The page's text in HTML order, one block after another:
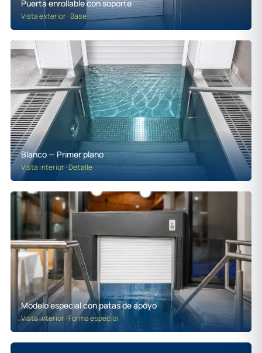
Puerta enrollable con soporte
Vista exterior · Base
Blanco — Primer plano
Vista interior · Detalle
Modelo especial con patas de apoyo
Vista interior · Forma especial